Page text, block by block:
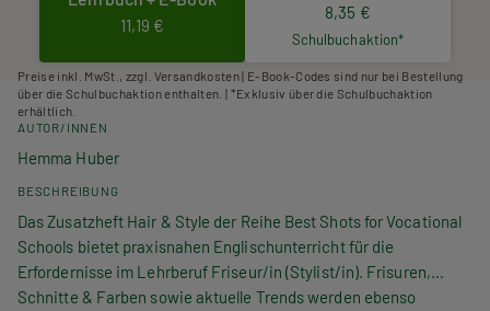
11,19 €
8,35 €
Schulbuchaktion*
Preise inkl. MwSt., zzgl. Versandkosten | E-Book-Codes sind nur bei Bestellung
über die Schulbuchaktion enthalten. | *Exklusiv über die Schulbuchaktion
erhältlich.
AUTOR/INNEN
Hemma Huber
BESCHREIBUNG
Das Zusatzheft Hair & Style der Reihe Best Shots for Vocational
Schools bietet praxisnahen Englischunterricht für die
Erfordernisse im Lehrberuf Friseur/in (Stylist/in). Frisuren,
Schnitte & Farben sowie aktuelle Trends werden ebenso